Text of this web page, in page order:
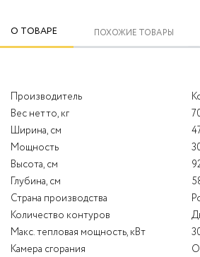
О ТОВАРЕ ПОХОЖИЕ ТОВАРЫ
Производитель
Вес нетто, кг
Ширина, см
Мощность
Высота, см
Глубина, см
Страна производства
Количество контуров
Макс. тепловая мощность, кВт
Камера сгорания